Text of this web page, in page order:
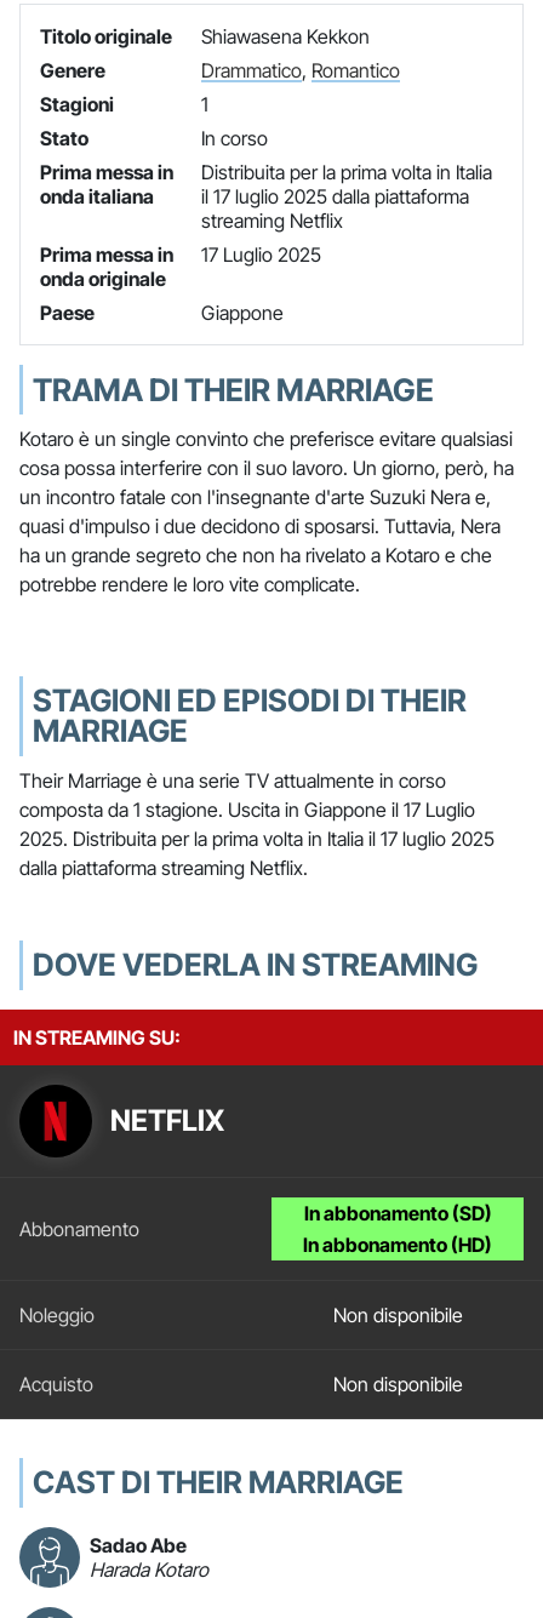
Titolo originale
Shiawasena Kekkon
Genere
Drammatico, Romantico
Stagioni
1
Stato
In corso
Prima messa in
onda italiana
Distribuita per la prima volta in Italia
il 17 luglio 2025 dalla piattaforma
streaming Netflix
Prima messa in
onda originale
17 Luglio 2025
Paese Giappone
TRAMA DI THEIR MARRIAGE
Kotaro è un single convinto che preferisce evitare qualsiasi
cosa possa interferire con il suo lavoro. Un giorno, però, ha
un incontro fatale con l'insegnante d'arte Suzuki Nera e,
quasi d'impulso i due decidono di sposarsi. Tuttavia, Nera
ha un grande segreto che non ha rivelato a Kotaro e che
potrebbe rendere le loro vite complicate.
STAGIONI ED EPISODI DI THEIR
MARRIAGE
Their Marriage è una serie TV attualmente in corso
composta da 1 stagione. Uscita in Giappone il 17 Luglio
2025. Distribuita per la prima volta in Italia il 17 luglio 2025
dalla piattaforma streaming Netflix.
DOVE VEDERLA IN STREAMING
IN STREAMING SU:
NETFLIX
In abbonamento (SD)
In abbonamento (HD)
Non disponibile
Non disponibile
CAST DI THEIR MARRIAGE
Sadao Abe
Harada Kotaro